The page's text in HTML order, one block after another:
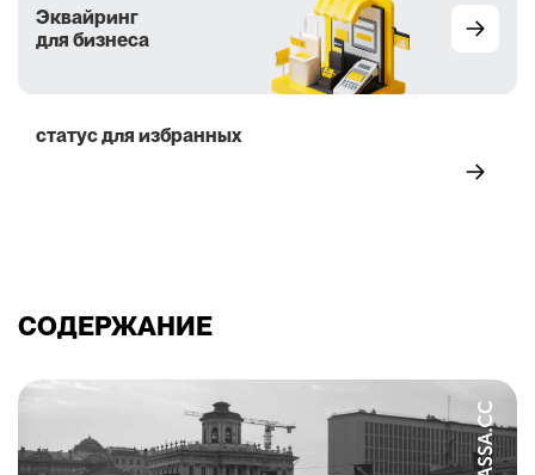
Эквайринг
для бизнеса
статус для избранных
СОДЕРЖАНИЕ